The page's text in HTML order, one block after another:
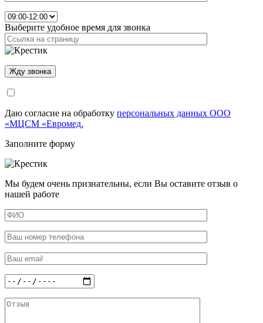
Выберите удобное время для звонка
Даю согласие на обработку персональных данных ООО
«МЦСМ «Евромед.
Заполните форму
Мы будем очень признательны, если Вы оставите отзыв о
нашей работе